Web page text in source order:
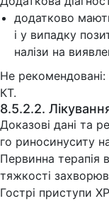
додатково
і у випадку
налізи на
Не
КТ.
8.5.2.2.
Доказові дані та
го риносинуситу
Первинна терапія
тяжкості
Гострі приступи